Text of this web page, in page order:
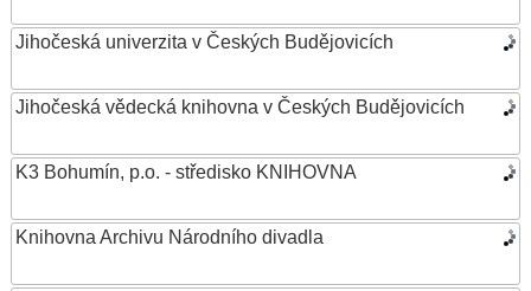
Jihočeská univerzita v Českých Budějovicích
Jihočeská vědecká knihovna v Českých Budějovicích
K3 Bohumín, p.o. - středisko KNIHOVNA
Knihovna Archivu Národního divadla